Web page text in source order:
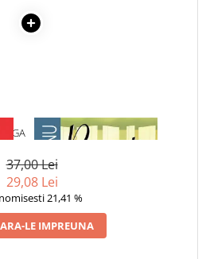
1 x RECREATIA MARE
37,00 Lei
29,08 Lei
21,41 %
LE IMPREUNA